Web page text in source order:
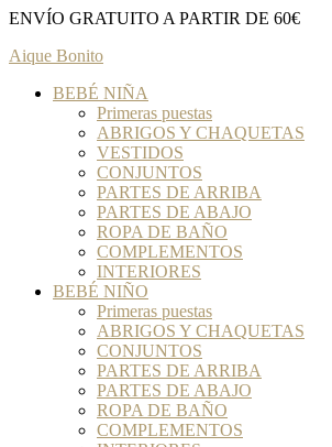
ENVÍO GRATUITO A PARTIR DE 60€
Aique Bonito
BEBÉ NIÑA
Primeras puestas
ABRIGOS Y CHAQUETAS
VESTIDOS
CONJUNTOS
PARTES DE ARRIBA
PARTES DE ABAJO
ROPA DE BAÑO
COMPLEMENTOS
INTERIORES
BEBÉ NIÑO
Primeras puestas
ABRIGOS Y CHAQUETAS
CONJUNTOS
PARTES DE ARRIBA
PARTES DE ABAJO
ROPA DE BAÑO
COMPLEMENTOS